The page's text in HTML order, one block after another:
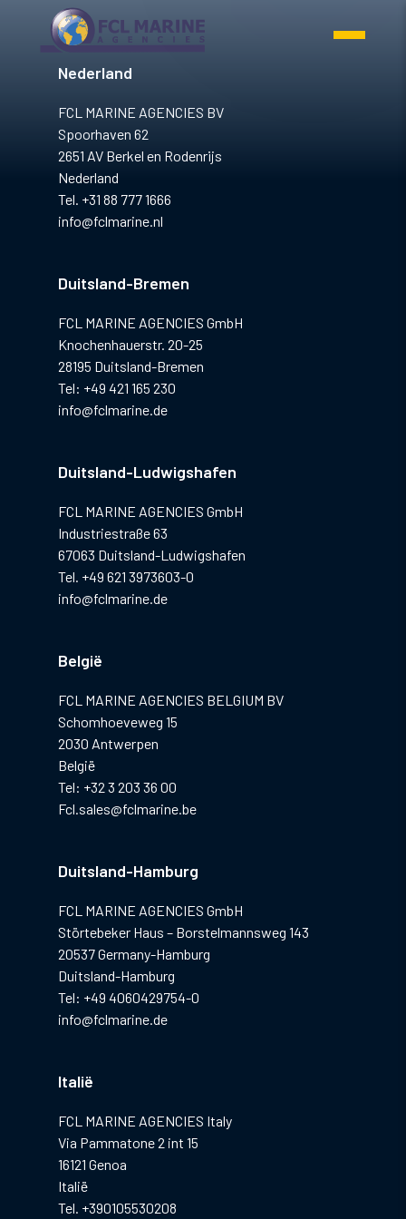
Nederland
FCL MARINE AGENCIES BV
Spoorhaven 62
2651 AV Berkel en Rodenrijs
Nederland
Tel. +31 88 777 1666
info@fclmarine.nl
Duitsland-Bremen
FCL MARINE AGENCIES GmbH
Knochenhauerstr. 20-25
28195 Duitsland-Bremen
Tel: +49 421 165 230
info@fclmarine.de
Duitsland-Ludwigshafen
FCL MARINE AGENCIES GmbH
Industriestraße 63
67063 Duitsland-Ludwigshafen
Tel. +49 621 3973603-0
info@fclmarine.de
België
FCL MARINE AGENCIES BELGIUM BV
Schomhoeveweg 15
2030 Antwerpen
België
Tel: +32 3 203 36 00
Fcl.sales@fclmarine.be
Duitsland-Hamburg
FCL MARINE AGENCIES GmbH
Störtebeker Haus – Borstelmannsweg 143
20537 Germany-Hamburg
Duitsland-Hamburg
Tel: +49 4060429754-0
info@fclmarine.de
Italië
FCL MARINE AGENCIES Italy
Via Pammatone 2 int 15
16121 Genoa
Italië
Tel. +390105530208